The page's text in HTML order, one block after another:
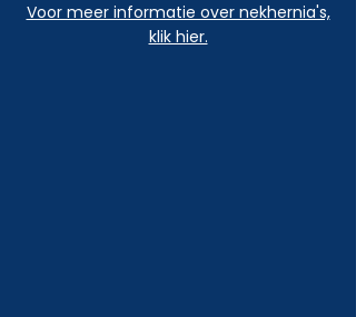
Voor meer informatie over nekhernia's,
klik hier.